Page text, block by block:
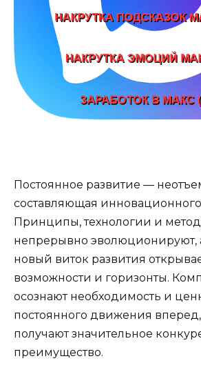
Постоянное развитие —
составляющая инновационного
Принципы, технологии и
непрерывно эволюционируют,
новый виток развития
возможности и горизонты.
осознают необходимость и
постоянного движения
получают значительное
преимущество.